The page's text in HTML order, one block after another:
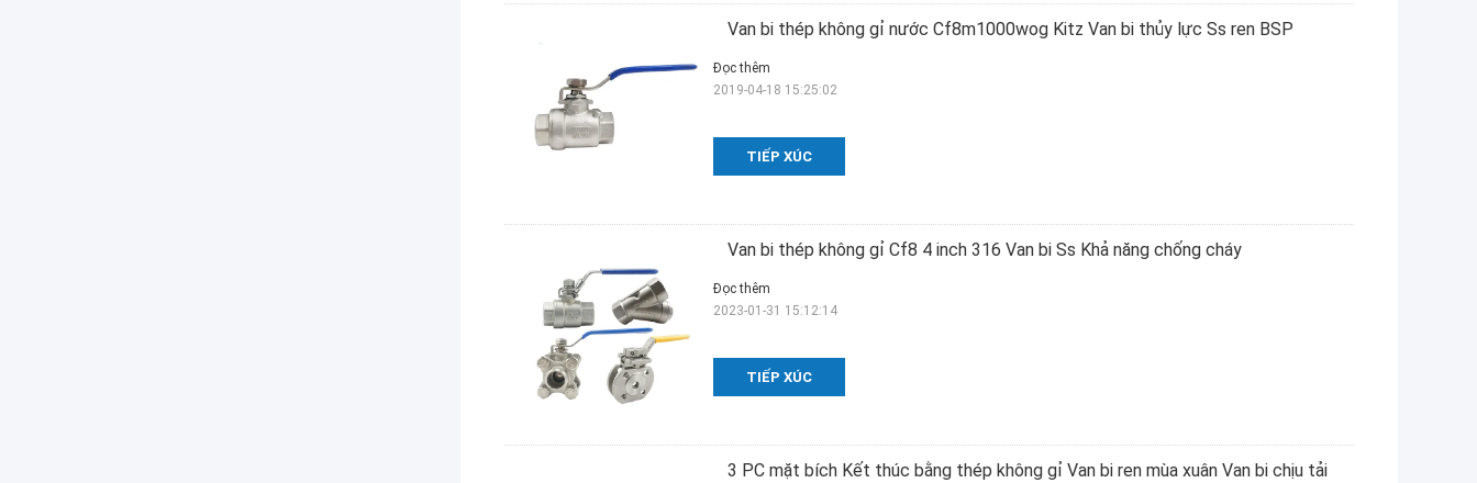
Van bi thép không gỉ nước Cf8m1000wog Kitz Van bi thủy lực Ss ren BSP
TIẾP XÚC
Đọc thêm
2019-04-18 15:25:02
Van bi thép không gỉ Cf8 4 inch 316 Van bi Ss Khả năng chống cháy
TIẾP XÚC
Đọc thêm
2023-01-31 15:12:14
3 PC mặt bích Kết thúc bằng thép không gỉ Van bi ren mùa xuân Van bi chịu tải